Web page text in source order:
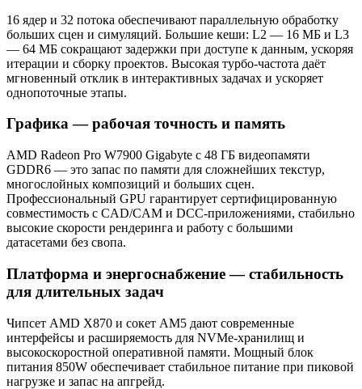
16 ядер и 32 потока обеспечивают параллельную обработку
больших сцен и симуляций. Большие кеши: L2 — 16 МБ и L3
— 64 МБ сокращают задержки при доступе к данным, ускоряя
итерации и сборку проектов. Высокая турбо-частота даёт
мгновенный отклик в интерактивных задачах и ускоряет
однопоточные этапы.
Графика — рабочая точность и память
AMD Radeon Pro W7900 Gigabyte с 48 ГБ видеопамяти
GDDR6 — это запас по памяти для сложнейших текстур,
многослойных композиций и больших сцен.
Профессиональный GPU гарантирует сертифицированную
совместимость с CAD/CAM и DCC-приложениями, стабильно
высокие скорости рендеринга и работу с большими
датасетами без свопа.
Платформа и энергоснабжение — стабильность
для длительных задач
Чипсет AMD X870 и сокет AM5 дают современные
интерфейсы и расширяемость для NVMe-хранилищ и
высокоскоростной оперативной памяти. Мощный блок
питания 850W обеспечивает стабильное питание при пиковой
нагрузке и запас на апгрейд.